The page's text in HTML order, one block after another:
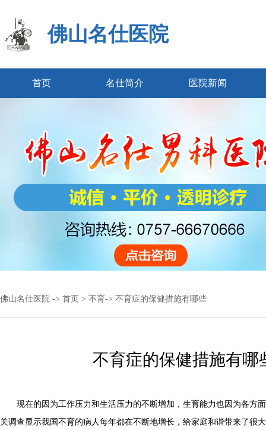
佛山名仕医院
首页 名仕简介 医院新闻
佛山名仕医院 -> 首页 > 不育-> 不育症的保健措施有哪些
不育症的保健措施有哪
现在的因为工作压力和生活压力的不断增加，生育能力也因为各方
关调查显示我国不育的病人每年都在不断地增长，给家庭和谐带来了很